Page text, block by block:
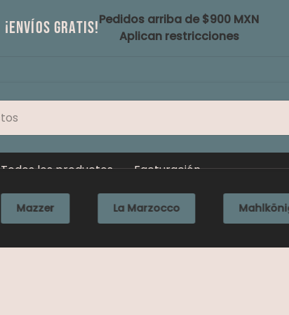
¡Envíos gratis!Pedidos arriba de $900 MXN
Aplican restricciones
Todos los productos Facturación
La Marzocco Mahlkönig